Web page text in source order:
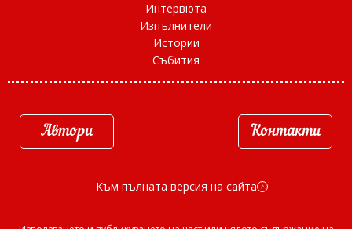
Интервюта
Изпълнители
Истории
Събития
Автори Контакти
Към пълната версия на сайта d